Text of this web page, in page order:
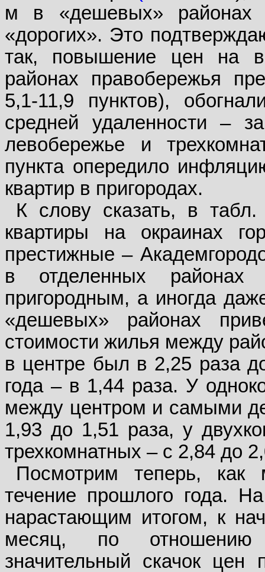
м в «дешевых» районах
«дорогих». Это
так, повышение цен на
районах правобережья
5,1-11,9 пунктов),
средней удаленности –
левобережье и
пункта опередило
квартир в пригородах.
К слову сказать, в
квартиры на окраинах
престижные –
в отделенных
пригородным, а иногда
«дешевых» районах
стоимости жилья между
в центре был в 2,25 раза
года – в 1,44 раза. У
между центром и самыми
1,93 до 1,51 раза, у
трехкомнатных – с 2,84 до
Посмотрим теперь,
течение прошлого года.
нарастающим итогом, к
месяц, по
значительный скачок